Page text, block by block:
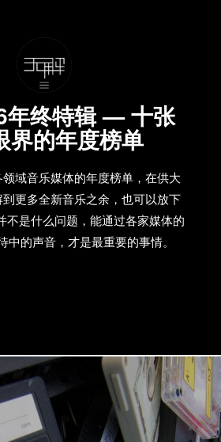
年终特辑 — 十张
界的年度榜单
域音乐媒体的年度榜单，在供大
更多全新音乐之余，也可以放下
不是什么问题，能通过各家媒体的
中的声音，才是最重要的事情。